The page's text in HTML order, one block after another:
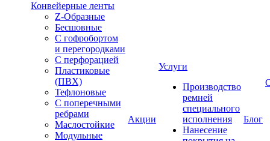
Конвейерные ленты
Z-Образные
Бесшовные
С гофробортом
и перегородками
С перфорацией
Пластиковые
(ПВХ)
Тефлоновые
С поперечными
ребрами
Маслостойкие
Модульные
Акции
Услуги
Производство
ремней
специального
исполнения
Нанесение
Блог